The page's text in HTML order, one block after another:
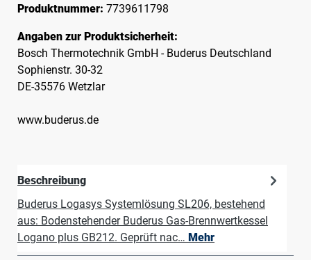
Produktnummer: 7739611798
Angaben zur Produktsicherheit:
Bosch Thermotechnik GmbH - Buderus Deutschland
Sophienstr. 30-32
DE-35576 Wetzlar
www.buderus.de
Beschreibung
Buderus Logasys Systemlösung SL206, bestehend
aus: Bodenstehender Buderus Gas-Brennwertkessel
Logano plus GB212. Geprüft nac… Mehr